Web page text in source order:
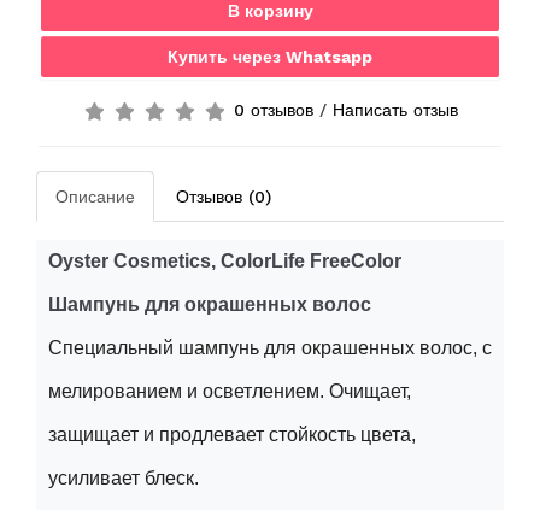
В корзину
Купить через Whatsapp
0 отзывов/ Написать отзыв
Описание Отзывов (0)
Oyster Cosmetics, ColorLife FreeColor
Шампунь для окрашенных волос
Специальный шампунь для окрашенных волос, с
мелированием и осветлением. Очищает,
защищает и продлевает стойкость цвета,
усиливает блеск.